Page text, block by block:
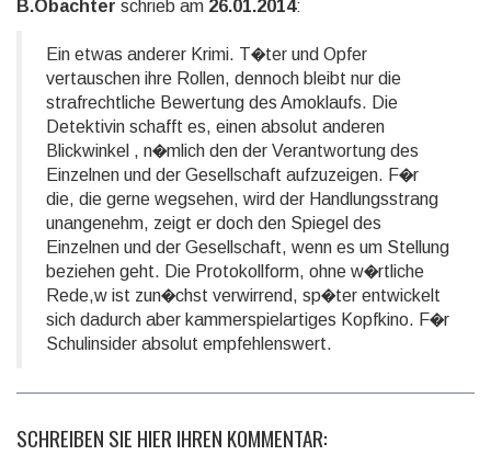
B.Obachter schrieb am 26.01.2014:
Ein etwas anderer Krimi. T�ter und Opfer
vertauschen ihre Rollen, dennoch bleibt nur die
strafrechtliche Bewertung des Amoklaufs. Die
Detektivin schafft es, einen absolut anderen
Blickwinkel , n�mlich den der Verantwortung des
Einzelnen und der Gesellschaft aufzuzeigen. F�r
die, die gerne wegsehen, wird der Handlungsstrang
unangenehm, zeigt er doch den Spiegel des
Einzelnen und der Gesellschaft, wenn es um Stellung
beziehen geht. Die Protokollform, ohne w�rtliche
Rede,w ist zun�chst verwirrend, sp�ter entwickelt
sich dadurch aber kammerspielartiges Kopfkino. F�r
Schulinsider absolut empfehlenswert.
SCHREIBEN SIE HIER IHREN KOMMENTAR: